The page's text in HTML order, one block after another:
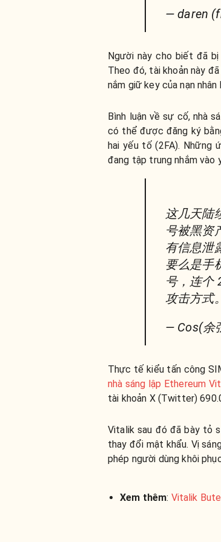
— daren
Người này cho biết đã
Theo đó, tài khoản này
nắm giữ key của nạn nhân
Bình luận về sự cố, nhà
có thể được đăng ký
hai yếu tố (2FA). Những
đang tập trung nhắm vào
这几天陆
号被黑资
有信息泄
要么是手
号，连个
攻击方式
— Cos(余
Thực tế kiểu tấn công
nhà sáng lập Ethereum
tài khoản X (Twitter)
Vitalik sau đó đã bày tỏ
thay đổi mật khẩu. Vị
phép người dùng khôi
Xem thêm: Vitalik